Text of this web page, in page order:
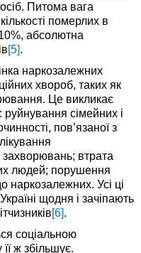
Питома вага
померлих в
абсолютна
[5] .
наркозалежних
хвороб, таких як
Це викликає
руйнування сімейних і
пов’язаної з
захворювань; втрата
людей; порушення
наркозалежних. Усі ці
щодня і зачіпають
[6] .
соціальною
ж збільшує.